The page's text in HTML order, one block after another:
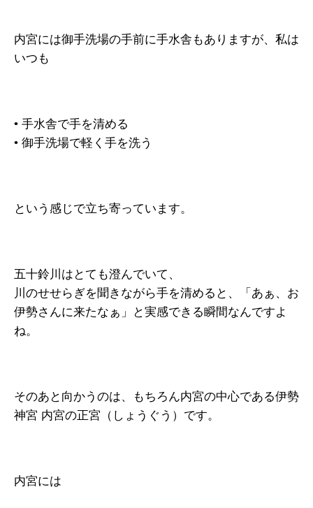
内宮には御手洗場の手前に手水舎もありますが、私は
いつも
• 手水舎で手を清める
• 御手洗場で軽く手を洗う
という感じで立ち寄っています。
五十鈴川はとても澄んでいて、
川のせせらぎを聞きながら手を清めると、「あぁ、お
伊勢さんに来たなぁ」と実感できる瞬間なんですよ
ね。
そのあと向かうのは、もちろん内宮の中心である伊勢
神宮 内宮の正宮（しょうぐう）です。
内宮には